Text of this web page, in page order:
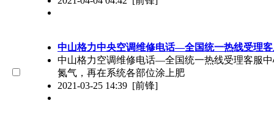
中山格力中央空调维修电话—全国统一热线受理
中山格力空调维修电话—全国统一热线受理客服
氮气，再在系统各部位涂上肥
2021-03-25 14:39 [前锋]